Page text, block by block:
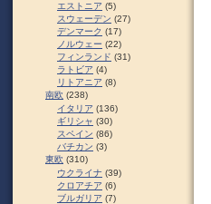
エストニア (5)
スウェーデン (27)
デンマーク (17)
ノルウェー (22)
フィンランド (31)
ラトビア (4)
リトアニア (8)
南欧 (238)
イタリア (136)
ギリシャ (30)
スペイン (86)
バチカン (3)
東欧 (310)
ウクライナ (39)
クロアチア (6)
ブルガリア (7)